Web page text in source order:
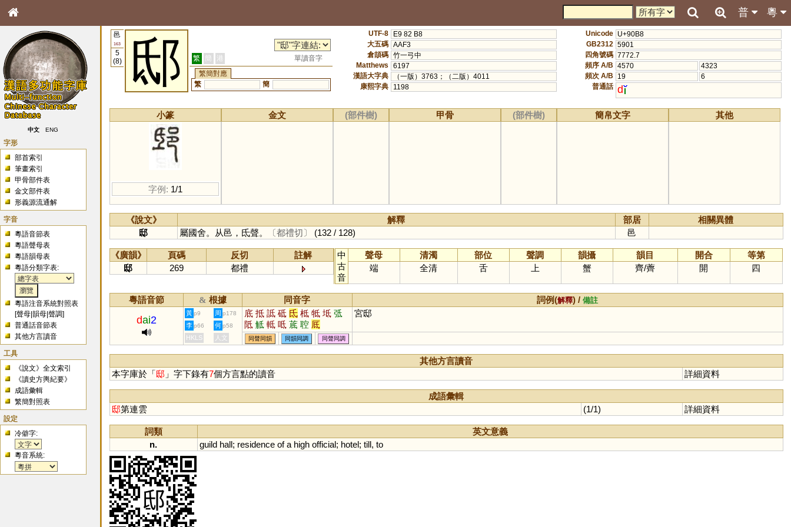
粵
普
中文 ENG
字形
部首索引
筆畫索引
甲骨部件表
金文部件表
形義源流通解
字音
粵語音節表
粵語聲母表
粵語韻母表
粵語分類字表:
粵語注音系統對照表
[聲母 |韻母 |聲調]
普通話音節表
其他方言讀音
工具
《說文》全文索引
《讀史方輿紀要》
成語彙輯
繁簡對照表
設定
冷僻字:
粵音系統:
邑
163
5
(8)
邸 繁 簡 港
單讀音字
繁簡對應
繁
簡
UTF-8
E9 82 B8
大五碼 AAF3
倉頡碼 竹一弓中
Matthews
6197
漢語大字典
（一版）3763；（二版）4011
康熙字典
1198
Unicode U+90B8
GB2312 5901
四角號碼 7772.7
頻序 A/B 4570
4323
頻次 A/B
19
6
普通話 d
小篆
字例: 1/1
金文 (部件樹) 甲骨 (部件樹) 簡帛文字 其他
《說文》 解釋 部居
相關異體
邸
屬國舍。从邑，氐聲。 〔都禮切〕 (132 / 128) 邑
《廣韻》 頁碼 反切
註解
邸
269 都禮
中
古
音
聲母 清濁 部位 聲調 韻攝 韻目 開合
等第
端
全清 舌 上 蟹 齊/薺 開 四
粵語音節 & 根據 同音字 詞例(解釋) /備註
dai2
黃 p9 周 p178 底 抵 詆 砥 氐 柢 牴 坻 弤
阺 觝 軧 呧 菧 聜 厎
宮邸
李 p66 何 p58
HKLS 人文 同聲同韻 同韻同調 同聲同調
其他方言讀音
本字庫於「邸 」字下錄有7個方言點的讀音 詳細資料
成語彙輯
邸第連雲 (1/1) 詳細資料
詞類
英文意義
n.
guild hall; residence of a high official; hotel; till, to